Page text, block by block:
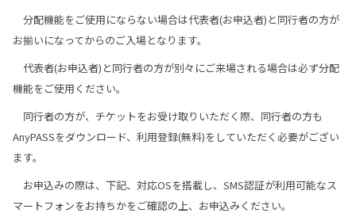
分配機能をご使用にならない場合は代表者(お申込者)と同行者の方が
お揃いになってからのご入場となります。
代表者(お申込者)と同行者の方が別々にご来場される場合は必ず分配
機能をご使用ください。
同行者の方が、チケットをお受け取りいただく際、同行者の方も
AnyPASSをダウンロード、利用登録(無料)をしていただく必要がござい
ます。
お申込みの際は、下記、対応OSを搭載し、SMS認証が利用可能なス
マートフォンをお持ちかをご確認の上、お申込みください。